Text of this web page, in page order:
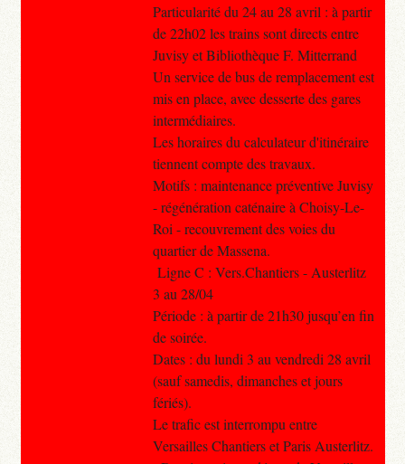
Particularité du 24 au 28 avril : à partir
de 22h02 les trains sont directs entre
Juvisy et Bibliothèque F. Mitterrand
Un service de bus de remplacement est
mis en place, avec desserte des gares
intermédiaires.
Les horaires du calculateur d'itinéraire
tiennent compte des travaux.
Motifs : maintenance préventive Juvisy
- régénération caténaire à Choisy-Le-
Roi - recouvrement des voies du
quartier de Massena.
Ligne C : Vers.Chantiers - Austerlitz
3 au 28/04
Période : à partir de 21h30 jusqu’en fin
de soirée.
Dates : du lundi 3 au vendredi 28 avril
(sauf samedis, dimanches et jours
fériés).
Le trafic est interrompu entre
Versailles Chantiers et Paris Austerlitz.